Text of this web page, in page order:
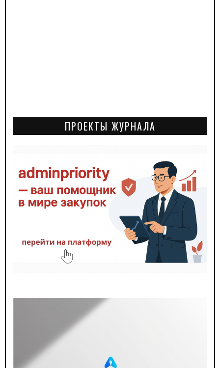
ПРОЕКТЫ ЖУРНАЛА